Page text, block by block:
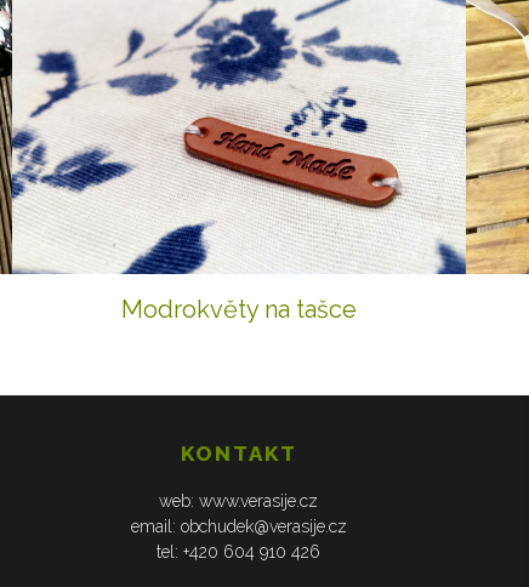
Modrokvěty na tašce
KONTAKT
web: www.verasije.cz
email: obchudek@verasije.cz
tel: +420 604 910 426